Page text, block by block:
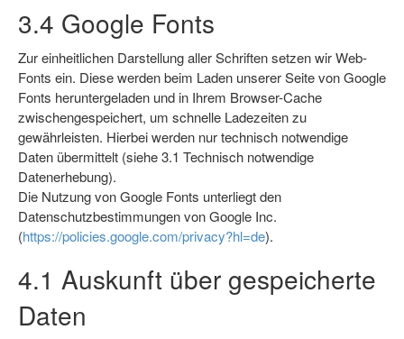
3.4 Google Fonts
Zur einheitlichen Darstellung aller Schriften setzen wir Web-
Fonts ein. Diese werden beim Laden unserer Seite von Google
Fonts heruntergeladen und in Ihrem Browser-Cache
zwischengespeichert, um schnelle Ladezeiten zu
gewährleisten. Hierbei werden nur technisch notwendige
Daten übermittelt (siehe 3.1 Technisch notwendige
Datenerhebung).
Die Nutzung von Google Fonts unterliegt den
Datenschutzbestimmungen von Google Inc.
(https://policies.google.com/privacy?hl=de).
4.1 Auskunft über gespeicherte
Daten